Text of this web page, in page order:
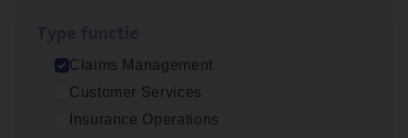
Claims Management
Customer Services
Insurance Operations
(Agi­le)ITPro­ject Manager
IT, Change & Innovation
Antwerpen